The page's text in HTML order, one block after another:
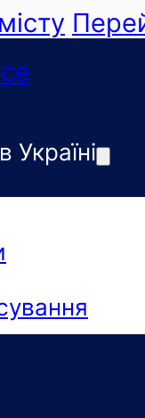
Україні